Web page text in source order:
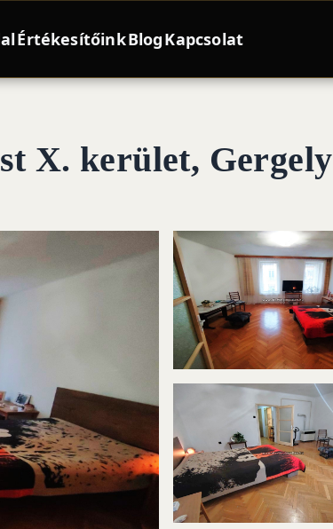
ÉrtékesítőinkBlogKapcsolat
X. kerület, Gergely